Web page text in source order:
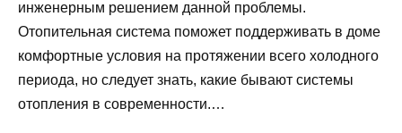
инженерным решением данной проблемы.
Отопительная система поможет поддерживать в доме
комфортные условия на протяжении всего холодного
периода, но следует знать, какие бывают системы
отопления в современности.…